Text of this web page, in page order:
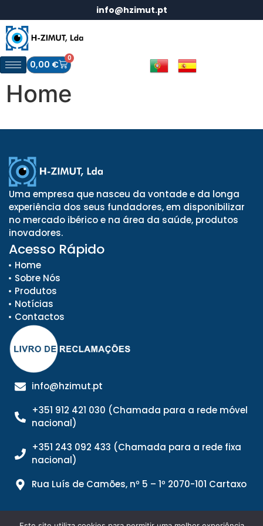
info@hzimut.pt
0,00 €
0
Home
Uma empresa que nasceu da vontade e da longa
experiência dos seus fundadores, em disponibilizar
no mercado ibérico e na área da saúde, produtos
inovadores.
Acesso Rápido
Home
Sobre Nós
Produtos
Notícias
Contactos
info@hzimut.pt
+351 912 421 030 (Chamada para a rede móvel
nacional)
+351 243 092 433 (Chamada para a rede fixa
nacional)
Rua Luís de Camões, nº 5 – 1º 2070-101 Cartaxo